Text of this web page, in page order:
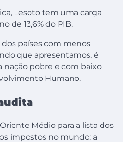
Lesoto tem uma carga
de 13,6% do PIB.
dos países com menos
que apresentamos, é
nação pobre e com baixo
Humano.
Médio para a lista dos
impostos no mundo: a